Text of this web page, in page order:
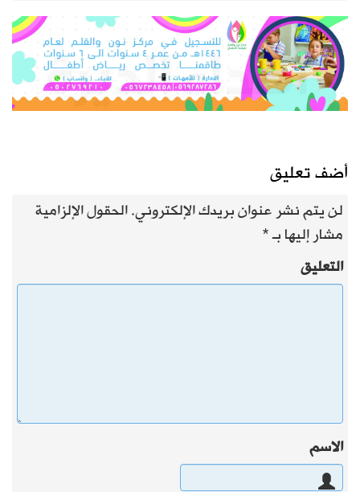
أضف تعليق
لن يتم نشر عنوان بريدك الإلكتروني.الحقول الإلزامية
مشار إليها بـ*
التعليق
الاسم